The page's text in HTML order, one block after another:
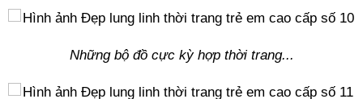
Những bộ đồ cực kỳ hợp thời trang...